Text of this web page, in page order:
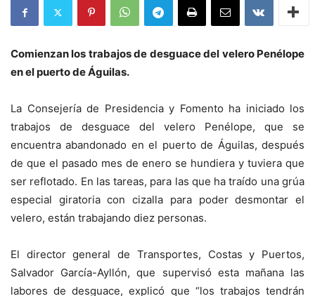
Comienzan los trabajos de desguace del velero Penélope
en el puerto de Águilas.
La Consejería de Presidencia y Fomento ha iniciado los
trabajos de desguace del velero Penélope, que se
encuentra abandonado en el puerto de Águilas, después
de que el pasado mes de enero se hundiera y tuviera que
ser reflotado. En las tareas, para las que ha traído una grúa
especial giratoria con cizalla para poder desmontar el
velero, están trabajando diez personas.
El director general de Transportes, Costas y Puertos,
Salvador García-Ayllón, que supervisó esta mañana las
labores de desguace, explicó que “los trabajos tendrán